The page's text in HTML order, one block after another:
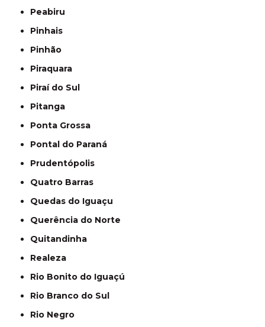
Peabiru
Pinhais
Pinhão
Piraquara
Piraí do Sul
Pitanga
Ponta Grossa
Pontal do Paraná
Prudentópolis
Quatro Barras
Quedas do Iguaçu
Querência do Norte
Quitandinha
Realeza
Rio Bonito do Iguaçú
Rio Branco do Sul
Rio Negro